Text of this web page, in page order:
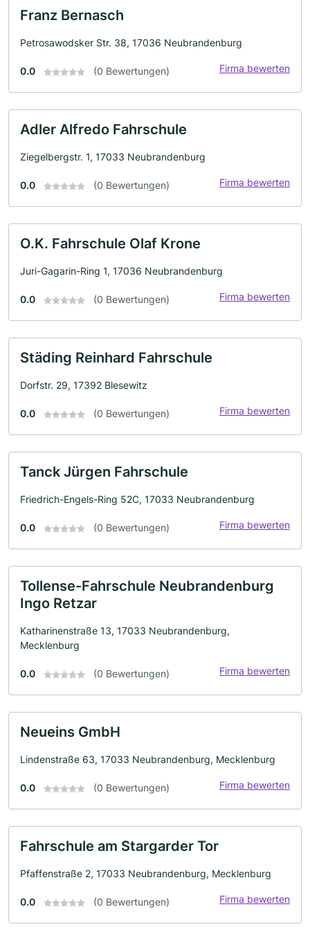
Franz Bernasch
Petrosawodsker Str. 38, 17036 Neubrandenburg
0.0 (0 Bewertungen) Firma bewerten
Adler Alfredo Fahrschule
Ziegelbergstr. 1, 17033 Neubrandenburg
0.0 (0 Bewertungen) Firma bewerten
O.K. Fahrschule Olaf Krone
Juri-Gagarin-Ring 1, 17036 Neubrandenburg
0.0 (0 Bewertungen) Firma bewerten
Städing Reinhard Fahrschule
Dorfstr. 29, 17392 Blesewitz
0.0 (0 Bewertungen) Firma bewerten
Tanck Jürgen Fahrschule
Friedrich-Engels-Ring 52C, 17033 Neubrandenburg
0.0 (0 Bewertungen) Firma bewerten
Tollense-Fahrschule Neubrandenburg
Ingo Retzar
Katharinenstraße 13, 17033 Neubrandenburg,
Mecklenburg
0.0 (0 Bewertungen) Firma bewerten
Neueins GmbH
Lindenstraße 63, 17033 Neubrandenburg, Mecklenburg
0.0 (0 Bewertungen) Firma bewerten
Fahrschule am Stargarder Tor
Pfaffenstraße 2, 17033 Neubrandenburg, Mecklenburg
0.0 (0 Bewertungen) Firma bewerten